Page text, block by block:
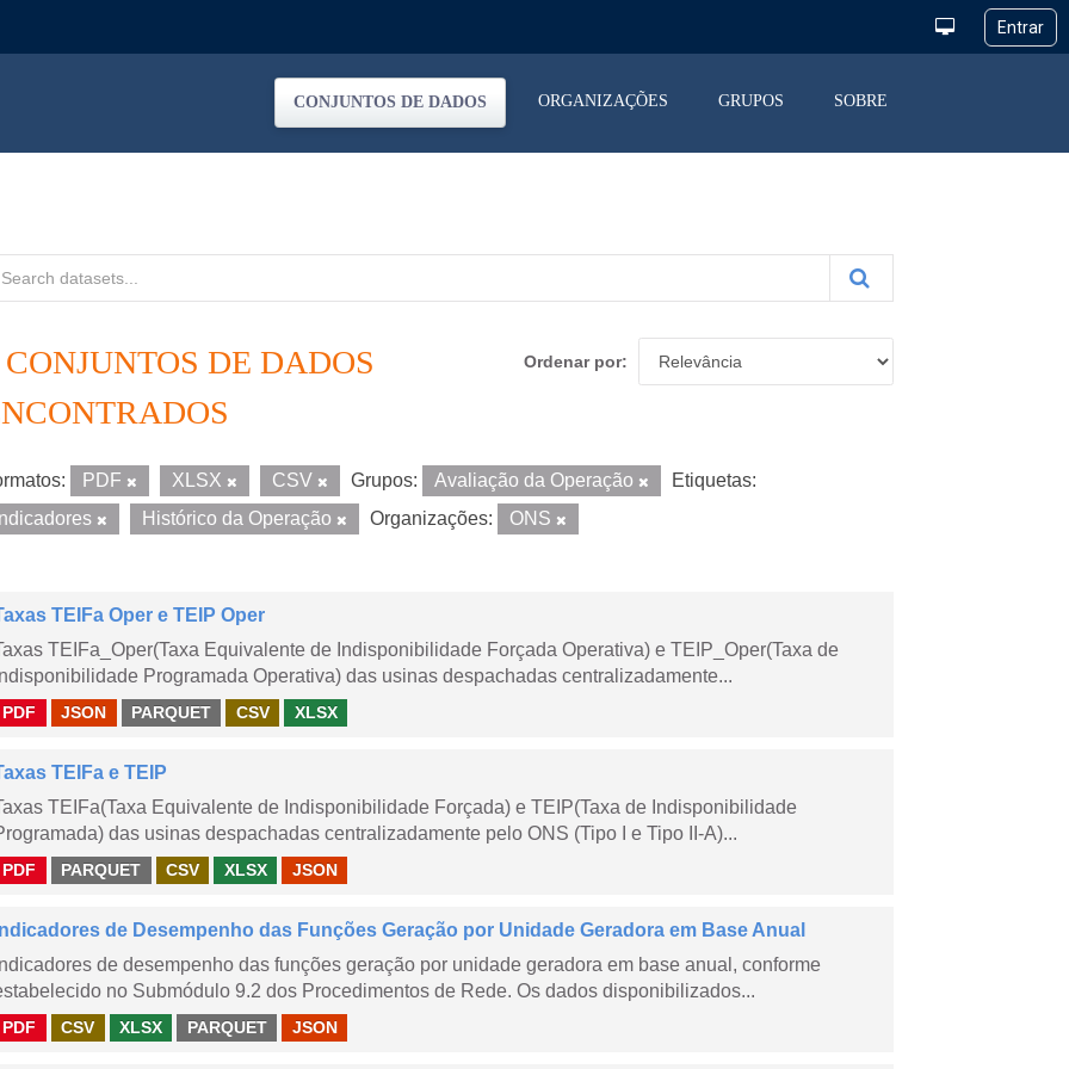
CONJUNTOS DE DADOS ORGANIZAÇÕES GRUPOS SOBRE
Ordenar por
CONJUNTOS DE DADOS
PDF XLSX CSV Grupos: Avaliação da Operação
Etiquetas:
Indicadores
Histórico da Operação Organizações: ONS
TEIFa Oper e TEIP Oper
TEIFa_Oper(Taxa Equivalente de Indisponibilidade Forçada Operativa) e TEIP_Oper(Taxa de
Indisponibilidade Programada Operativa) das usinas despachadas centralizadamente...
PDF JSON PARQUET CSV XLSX
TEIFa e TEIP
TEIFa(Taxa Equivalente de Indisponibilidade Forçada) e TEIP(Taxa de Indisponibilidade
das usinas despachadas centralizadamente pelo ONS (Tipo I e Tipo II-A)...
PDF PARQUET CSV XLSX JSON
Indicadores de Desempenho das Funções Geração por Unidade Geradora em Base Anual
Indicadores de desempenho das funções geração por unidade geradora em base anual, conforme
no Submódulo 9.2 dos Procedimentos de Rede. Os dados disponibilizados...
PDF CSV XLSX PARQUET JSON